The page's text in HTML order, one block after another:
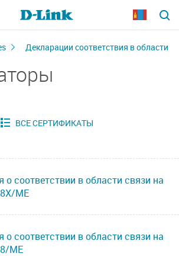
Декларации соответствия в области
о соответствии в области связи на
ME
о соответствии в области связи на
ME